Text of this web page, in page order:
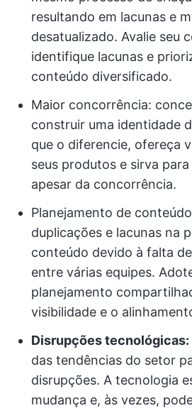
resultando em lacunas e
desatualizado. Avalie seu
identifique lacunas e
conteúdo diversificado.
Maior concorrência:
construir uma identidade
que o diferencie, ofereça
seus produtos e sirva
apesar da concorrência.
Planejamento de
duplicações e lacunas na
conteúdo devido à falta
entre várias equipes.
planejamento
visibilidade e o
Disrupções tecnológicas:
das tendências do setor
disrupções. A tecnologia
mudança e, às vezes,